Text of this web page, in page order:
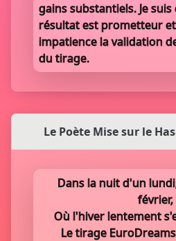
gains substantiels. Je
résultat est prometteur
impatience la validation
du tirage.
Le Poète Mise sur le
Dans la nuit d'un
février,
Où l'hiver lentement
Le tirage